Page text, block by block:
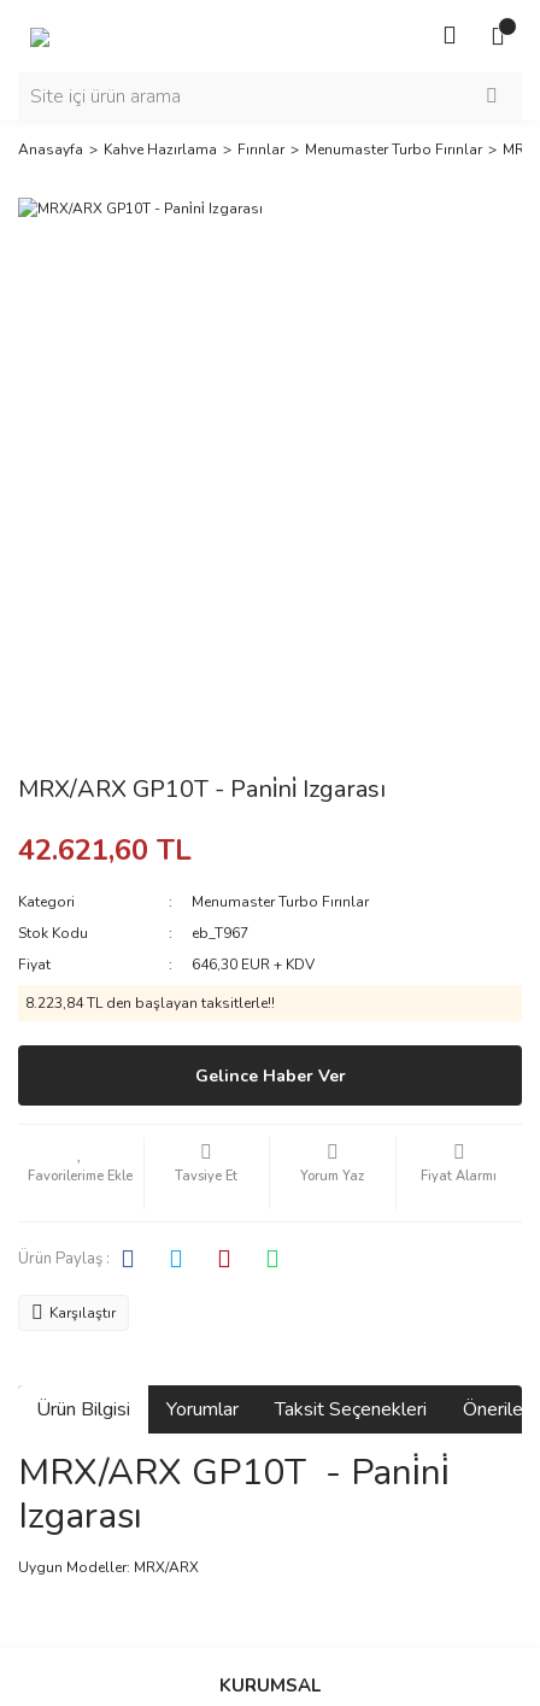
Anasayfa Kahve Hazırlama Fırınlar Menumaster Turbo Fırınlar
MRX/ARX GP10T - Pani̇ni̇ Izgarası
42.621,60 TL
Kategori
Menumaster Turbo Fırınlar
Stok Kodu
eb_T967
Fiyat
646,30 EUR + KDV
8.223,84 TL den başlayan taksitlerle!!
Gelince Haber Ver
Tavsiye Et Yorum Yaz Fiyat Alarmı
Ürün Paylaş :
Karşılaştır
Ürün Bilgisi Yorumlar Taksit Seçenekleri
MRX/ARX GP10T - Pani̇ni̇
Izgarası
Uygun Modeller: MRX/ARX
Bu ürüne ilk yorumu siz yapın!
KURUMSAL